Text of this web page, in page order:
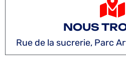
NOUS
Rue de la sucrerie, Parc